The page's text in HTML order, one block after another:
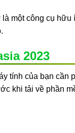
một công cụ hữu
2023
tính của bạn cần
khi tải về phần